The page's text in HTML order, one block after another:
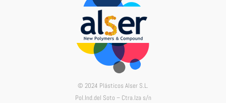
© 2024 Plásticos Alser S.L.
Pol.Ind.del Soto – Ctra.Iza s/n